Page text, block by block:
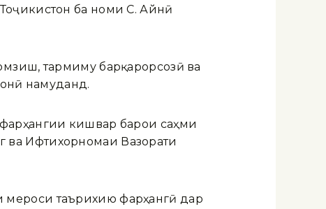
ба номи С. Айнӣ
тармиму барқарорсозӣ ва
намуданд.
кишвар барои саҳми
Ифтихорномаи Вазорати
таърихию фарҳангӣ дар